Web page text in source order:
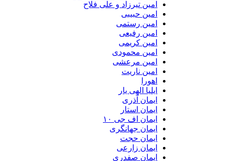
امین تیرزاد و علی فلاح
امین حبیبی
امین رستمی
امین رفیعی
امین کریمی
امین محمودی
امین مرعشی
امین ناریت
اهورا
ایلیا الهی یار
ایمان آذری
ایمان استار
ایمان اف جی ۱۰
ایمان جهانگری
ایمان حجت
ایمان زارعی
ایمان صفدری